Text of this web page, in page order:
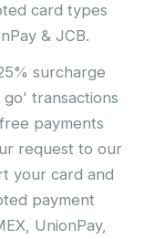
card types
& JCB.
surcharge
transactions
payments
request to our
your card and
payment
UnionPay,